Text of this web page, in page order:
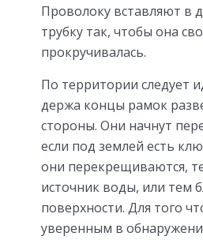
Проволоку вставляют в
трубку так, чтобы она
прокручивалась.
По территории следует
держа концы рамок
стороны. Они начнут
если под землей есть
они перекрещиваются,
источник воды, или тем
поверхности. Для того
уверенным в